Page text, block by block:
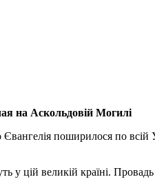
на Аскольдовій Могилі
Євангелія поширилося по
цій великій країні.